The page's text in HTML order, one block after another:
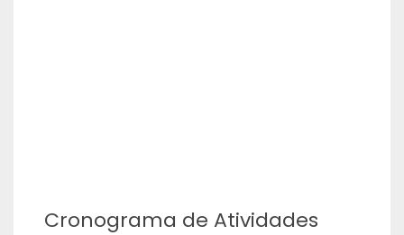
Cronograma de Atividades